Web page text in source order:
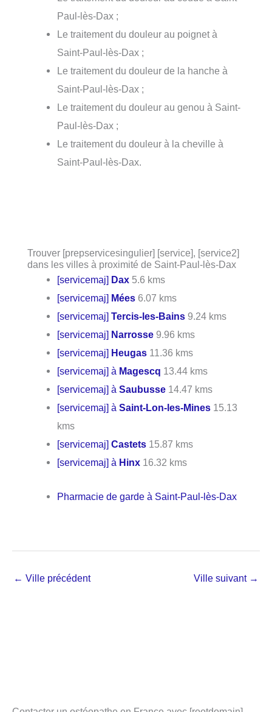
Paul-lès-Dax ;
Le traitement du douleur au poignet à
Saint-Paul-lès-Dax ;
Le traitement du douleur de la hanche à
Saint-Paul-lès-Dax ;
Le traitement du douleur au genou à Saint-
Paul-lès-Dax ;
Le traitement du douleur à la cheville à
Saint-Paul-lès-Dax.
Trouver [prepservicesingulier] [service], [service2]
dans les villes à proximité de Saint-Paul-lès-Dax
[servicemaj] Dax 5.6 kms
[servicemaj] Mées 6.07 kms
[servicemaj]Tercis-les-Bains 9.24 kms
[servicemaj] Narrosse 9.96 kms
[servicemaj] Heugas 11.36 kms
[servicemaj] à Magescq 13.44 kms
[servicemaj] àSaubusse 14.47 kms
[servicemaj] àSaint-Lon-les-Mines 15.13
kms
[servicemaj]Castets 15.87 kms
[servicemaj] à Hinx 16.32 kms
Pharmacie de garde à Saint-Paul-lès-Dax
← Ville précédent Ville suivant →